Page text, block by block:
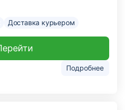
Доставка курьером
Подробнее